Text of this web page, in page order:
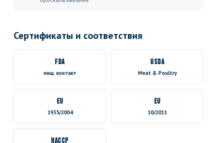
Сертификаты и соответствия
FDA
пищ. контакт
USDA
Meat & Poultry
EU
1935/2004
EU
10/2011
HACCP